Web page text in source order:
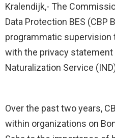
Kralendijk,- The
Data Protection BES (CBP
programmatic
with the privacy statement
Naturalization Service
Over the past two years,
within organizations on